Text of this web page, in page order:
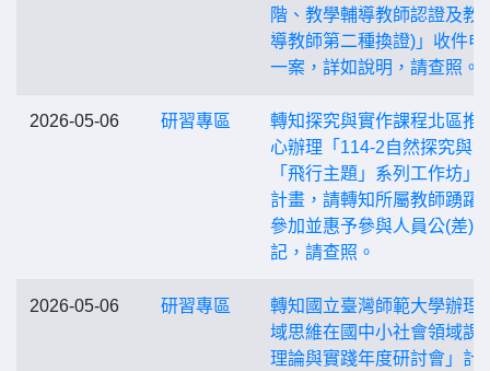
階、教學輔導教師認證及教
導教師第二種換證)」收件申
一案，詳如說明，請查照。
2026-05-06 研習專區
轉知探究與實作課程北區推
心辦理「114-2自然探究與
「飛行主題」系列工作坊」
計畫，請轉知所屬教師踴躍
參加並惠予參與人員公(差)
記，請查照。
2026-05-06 研習專區
轉知國立臺灣師範大學辦理
域思維在國中小社會領域課
理論與實踐年度研討會」計